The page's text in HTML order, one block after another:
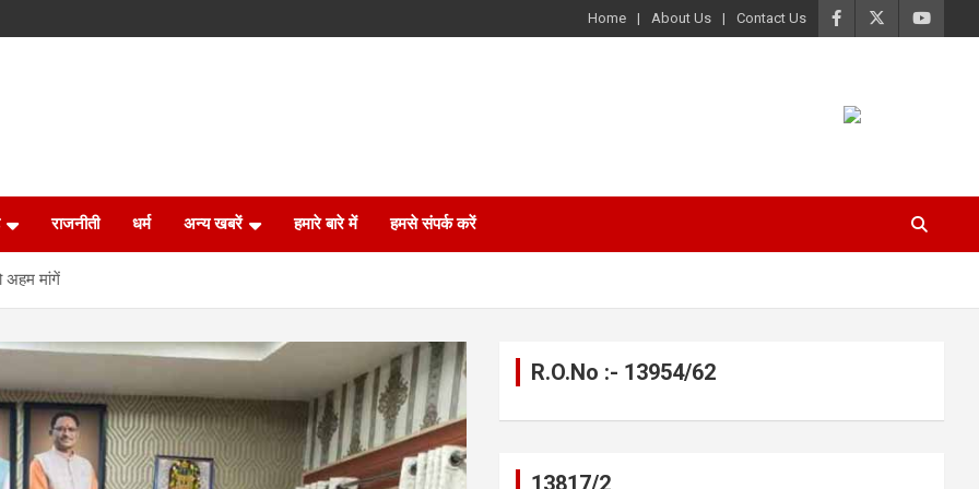
Home About Us Contact Us
राजनीती धर्म अन्य खबरें हमारे बारे में हमसे संपर्क करें
अहम मांगें
R.O.No :- 13954/62
13817/2